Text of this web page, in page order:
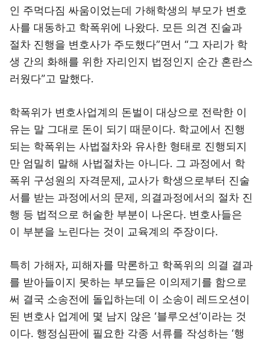
인 주먹다짐 싸움이었는데 가해학생의 부모가 변호
사를 대동하고 학폭위에 나왔다. 모든 의견 진술과
절차 진행을 변호사가 주도했다”면서 “그 자리가 학
생 간의 화해를 위한 자리인지 법정인지 순간 혼란스
러웠다”고 말했다.
학폭위가 변호사업계의 돈벌이 대상으로 전락한 이
유는 말 그대로 돈이 되기 때문이다. 학교에서 진행
되는 학폭위는 사법절차와 유사한 형태로 진행되지
만 엄밀히 말해 사법절차는 아니다. 그 과정에서 학
폭위 구성원의 자격문제, 교사가 학생으로부터 진술
서를 받는 과정에서의 문제, 의결과정에서의 절차 진
행 등 법적으로 허술한 부분이 나온다. 변호사들은
이 부분을 노린다는 것이 교육계의 주장이다.
특히 가해자, 피해자를 막론하고 학폭위의 의결 결과
를 받아들이지 못하는 부모들은 이의제기를 함으로
써 결국 소송전에 돌입하는데 이 소송이 레드오션이
된 변호사 업계에 몇 남지 않은 ‘블루오션’이라는 것
이다. 행정심판에 필요한 각종 서류를 작성하는 ‘행